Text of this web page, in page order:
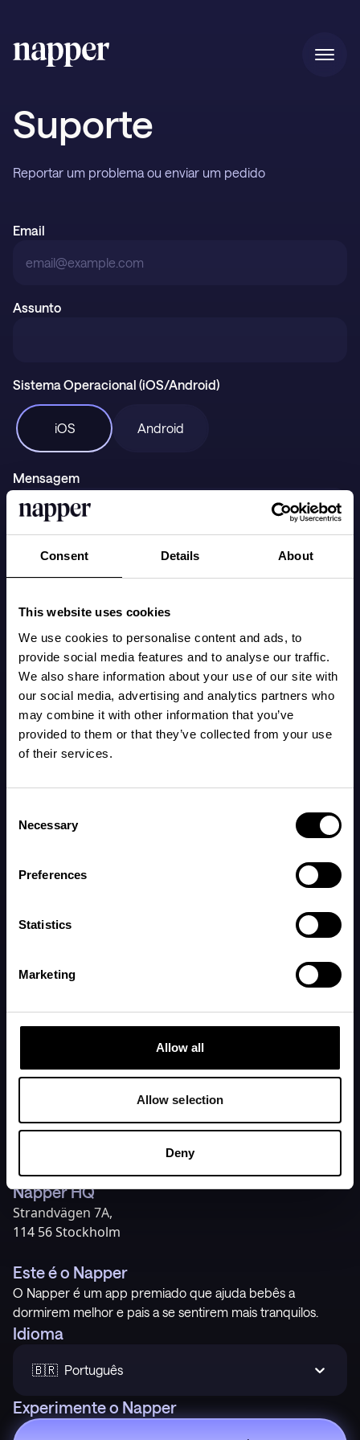
Consent Details About
This website uses cookies
We use cookies to personalise content and ads, to
provide social media features and to analyse our traffic.
We also share information about your use of our site with
our social media, advertising and analytics partners who
may combine it with other information that you’ve
provided to them or that they’ve collected from your use
of their services.
Selection
Necessary
Preferences
Statistics
Marketing
Allow all
Allow selection
Deny
Início
Preços
Nossa história
Presente
DISPONÍVEL NO
Suporte
Reportar um problema ou enviar um pedido
Email
Assunto
Sistema Operacional (iOS/Android)
iOS Android
Mensagem
Enviar
Seja o primeiro(a) a saber das novidades, recursos e de
Inscreva-se
Navegue
Nossa história
Legal
Termos de Serviço
Napper HQ
Strandvägen 7A,
114 56 Stockholm
Este é o Napper
O Napper é um app premiado que ajuda bebês a
dormirem melhor e pais a se sentirem mais tranquilos.
Idioma
🇧🇷  Português
Experimente o Napper